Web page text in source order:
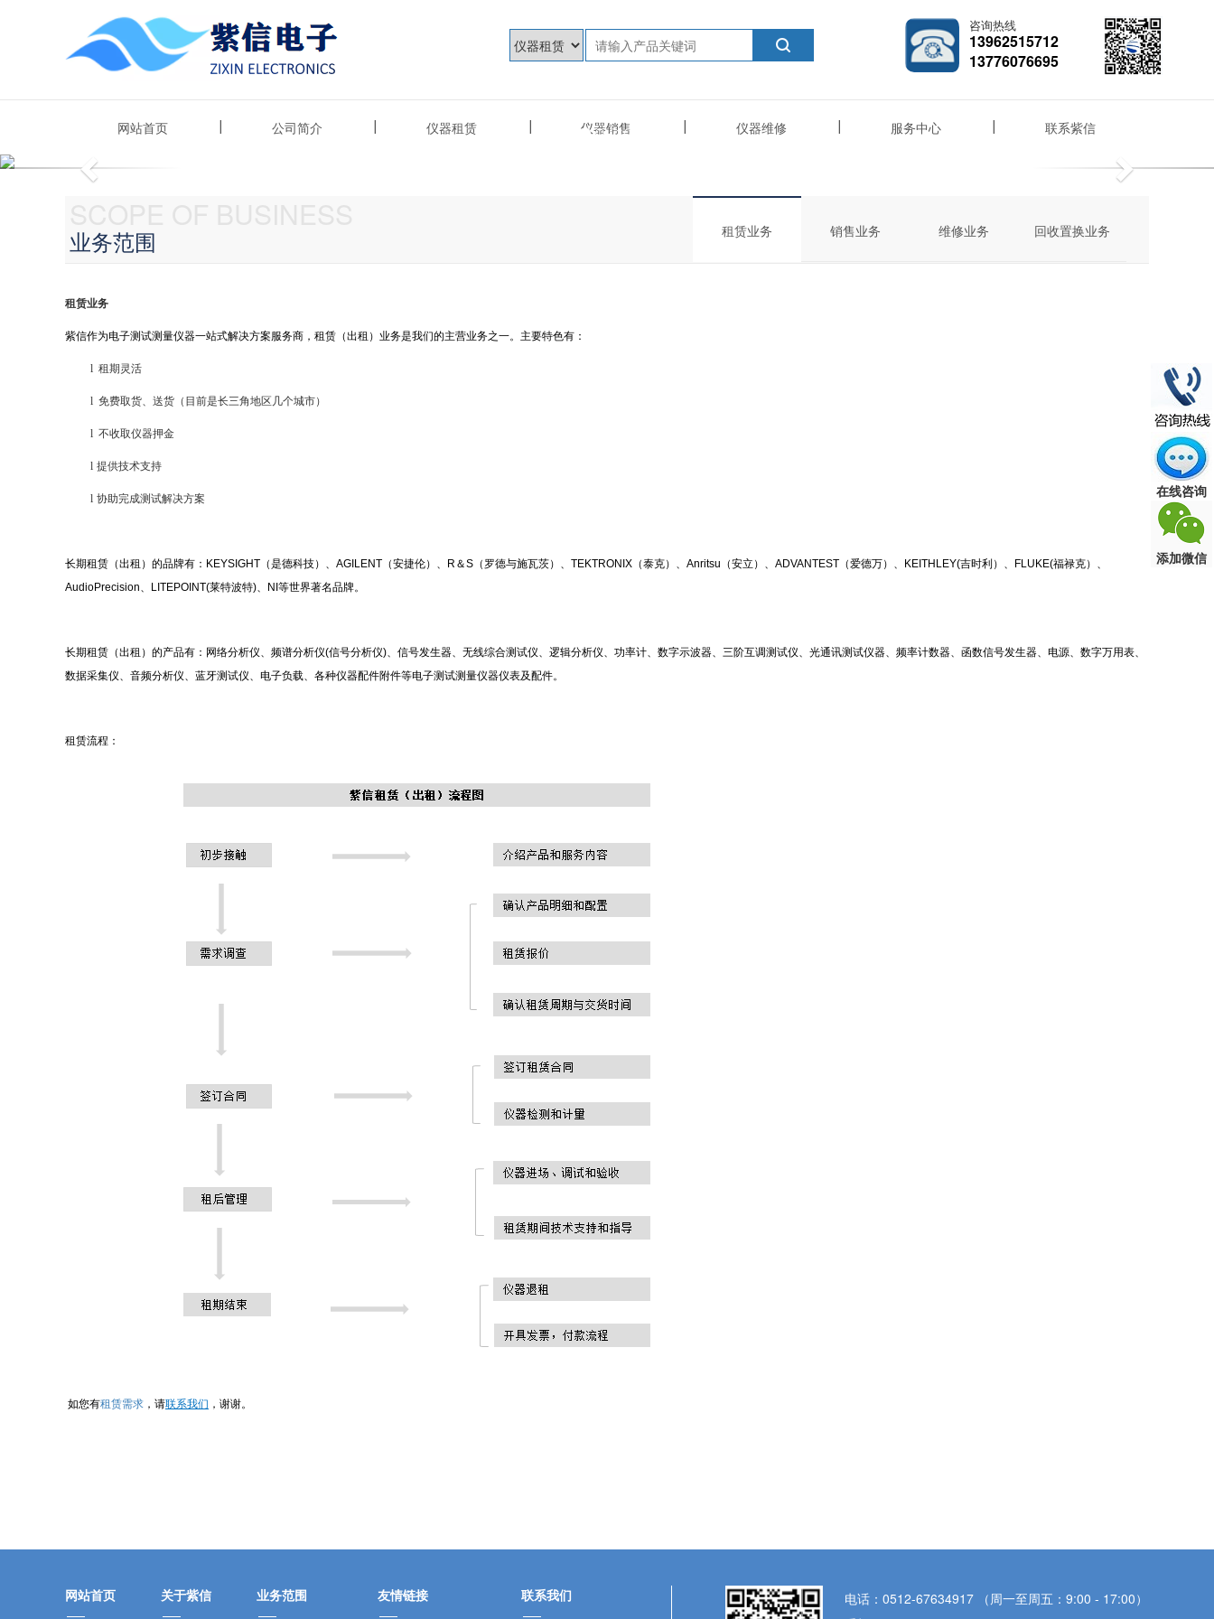
咨询热线
13962515712
13776076695
网站首页 公司简介 仪器租赁 仪器销售 仪器维修 服务中心 联系紫信
Previous Next
业务范围 租赁业务 销售业务 维修业务 回收置换业务
租赁业务
紫信作为电子测试测量仪器一站式解决方案服务商，租赁（出租）业务是我们的主营业务之一。主要特色有：
l 租期灵活
l 免费取货、送货（目前是长三角地区几个城市）
l 不收取仪器押金
l 提供技术支持
l 协助完成测试解决方案
长期租赁（出租）的品牌有：KEYSIGHT（是德科技）、AGILENT（安捷伦）、R＆S（罗德与施瓦茨）、TEKTRONIX（泰克）、Anritsu（安立）、ADVANTEST（爱德万）、KEITHLEY(吉时利）、FLUKE(福禄克）、
AudioPrecision、LITEPOINT(莱特波特)、NI等世界著名品牌。
长期租赁（出租）的产品有：网络分析仪、频谱分析仪(信号分析仪)、信号发生器、无线综合测试仪、逻辑分析仪、功率计、数字示波器、三阶互调测试仪、光通讯测试仪器、频率计数器、函数信号发生器、电源、数字万用表、
数据采集仪、音频分析仪、蓝牙测试仪、电子负载、各种仪器配件附件等电子测试测量仪器仪表及配件。
租赁流程：
如您有租赁需求 ，请联系我们 ，谢谢。
网站首页 关于紫信 业务范围 友情链接 联系我们
电话：0512-67634917 （周一至周五：9:00 - 17:00）
在线咨询
添加微信